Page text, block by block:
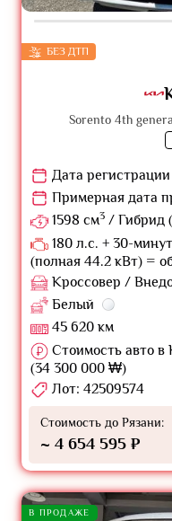
БЕЗ ДТП
Sorento 4th
Дата регистрации
Примерная дата
1598 см3 / Гибрид
180 л.с. + 30-
(полная 44.2 кВт) =
Кроссовер /
Белый
45 620 км
Стоимость авто в
(34 300 000 ₩)
Лот: 42509574
Стоимость до Рязани:
~ 4 654 595 ₽
В ПРОДАЖЕ